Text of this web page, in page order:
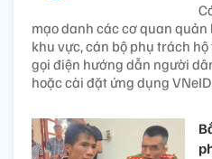
mạo danh các cơ quan
khu vực, cán bộ phụ trách
gọi điện hướng dẫn người
hoặc cài đặt ứng dụng